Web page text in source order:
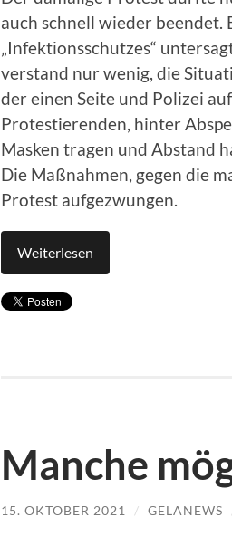
auch schnell wieder beendet.
„Infektionsschutzes“
verstand nur wenig, die
der einen Seite und Polizei
Protestierenden, hinter
Masken tragen und Abstand
Die Maßnahmen, gegen die
Protest aufgezwungen.
Weiterlesen
Manche
15. OKTOBER 2021 / GELANEWS